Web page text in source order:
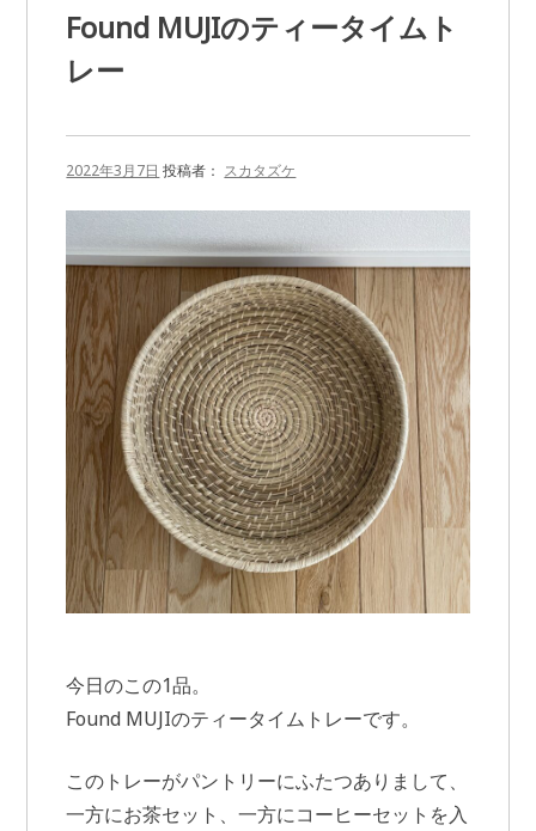
ル』
に
Found MUJIのティータイムト
レー
2022年3月7日 投稿者： スカタズケ
今日のこの1品。
Found MUJIのティータイムトレーです。
このトレーがパントリーにふたつありまして、
一方にお茶セット、一方にコーヒーセットを入